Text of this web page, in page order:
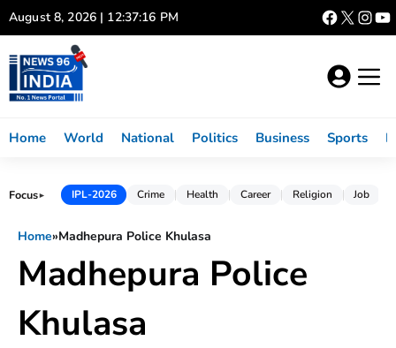
Skip
to
content
August 8, 2026 | 12:37:16 PM
Home World National Politics Business Sports
Focus► IPL-2026 Crime Health Career Religion Job
Home»Madhepura Police Khulasa
Madhepura Police
Khulasa